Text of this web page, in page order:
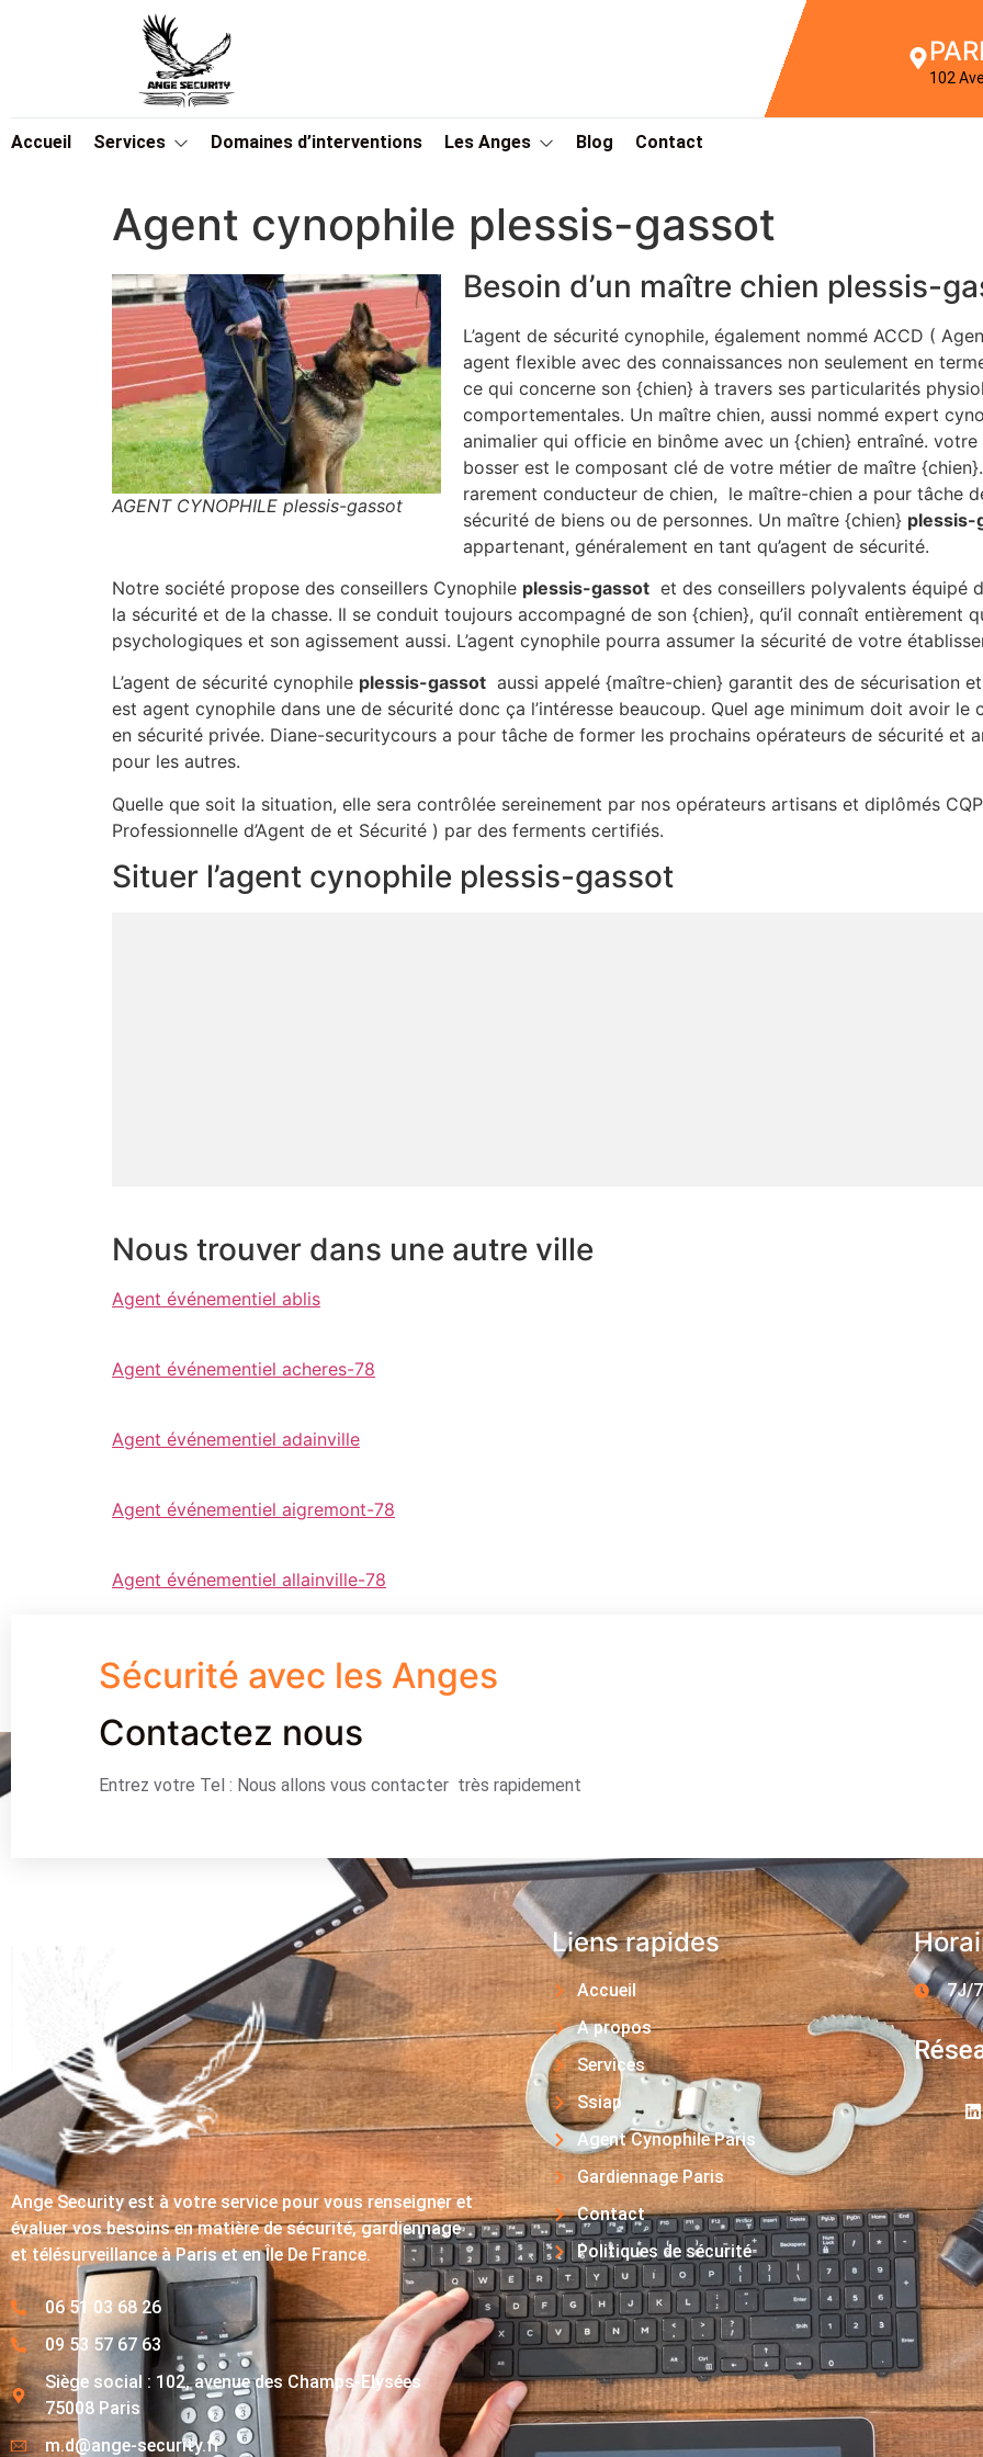
102
Accueil Services Domaines d’interventions Les Anges Blog Contact
Agent cynophile plessis-gassot
AGENT CYNOPHILE plessis-gassot
Besoin d’un maître chien plessis-
L’agent de sécurité cynophile, également nommé ACCD (
agent flexible avec des connaissances non seulement en
ce qui concerne son {chien} à travers ses particularités
comportementales. Un maître chien, aussi nommé expert
animalier qui officie en binôme avec un {chien} entraîné.
bosser est le composant clé de votre métier de maître
rarement conducteur de chien, le maître-chien a pour tâche
sécurité de biens ou de personnes. Un maître {chien} plessis-
appartenant, généralement en tant qu’agent de sécurité.
Notre société propose des conseillers Cynophile plessis-gassot et des conseillers polyvalents équipé
la sécurité et de la chasse. Il se conduit toujours accompagné de son {chien}, qu’il connaît entièrement
psychologiques et son agissement aussi. L’agent cynophile pourra assumer la sécurité de votre
L’agent de sécurité cynophile plessis-gassot aussi appelé {maître-chien} garantit des de sécurisation
est agent cynophile dans une de sécurité donc ça l’intéresse beaucoup. Quel age minimum doit avoir
en sécurité privée. Diane-securitycours a pour tâche de former les prochains opérateurs de sécurité et
pour les autres.
Quelle que soit la situation, elle sera contrôlée sereinement par nos opérateurs artisans et diplômés
Professionnelle d’Agent de et Sécurité ) par des ferments certifiés.
Situer l’agent cynophile plessis-gassot
Nous trouver dans une autre ville
Agent événementiel ablis
Agent événementiel acheres-78
Agent événementiel adainville
Agent événementiel aigremont-78
Agent événementiel allainville-78
Sécurité avec les Anges
Contactez nous
Entrez votre Tel : Nous allons vous contacter très rapidement
Ange Security est à votre service pour vous renseigner et
évaluer vos besoins en matière de sécurité, gardiennage
et télésurveillance à Paris et en Île De France.
06 51 03 68 26
09 53 57 67 63
Siège social : 102, avenue des Champs-Elysées
75008 Paris
m.d@ange-security.fr
Liens rapides
Accueil
A propos
Services
Ssiap
Agent Cynophile Paris
Gardiennage Paris
Contact
Politiques de sécurité
7J/